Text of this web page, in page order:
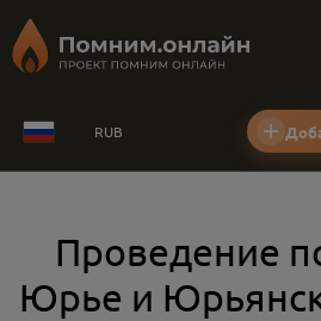
RUB
Проведение
Юрье и